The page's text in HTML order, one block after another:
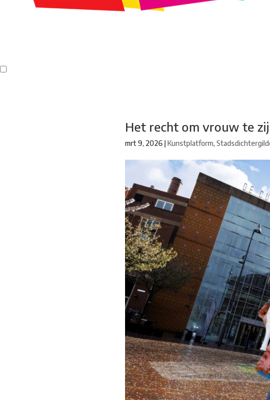
Het recht om vrouw te
mrt 9, 2026 |Kunstplatform,